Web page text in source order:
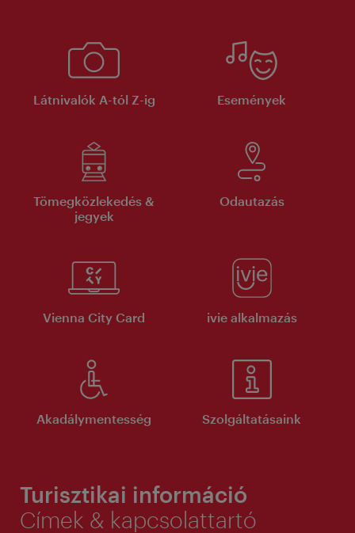
Látnivalók A-tól Z-ig Események
Tömegközlekedés &
jegyek
Odautazás
Vienna City Card ivie alkalmazás
Akadálymentesség Szolgáltatásaink
Turisztikai információ
Címek & kapcsolattartó